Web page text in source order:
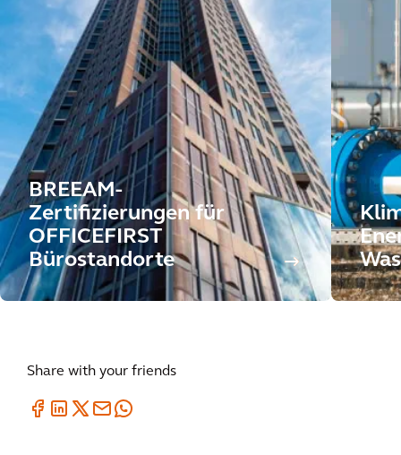
BREEAM-
Zertifizierungen für
OFFICEFIRST
Bürostandorte
Share with your friends